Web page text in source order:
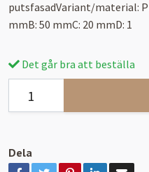
putsfasadVariant/material:
mmB: 50 mmC: 20 mmD: 1
Det går bra att beställa
Dela